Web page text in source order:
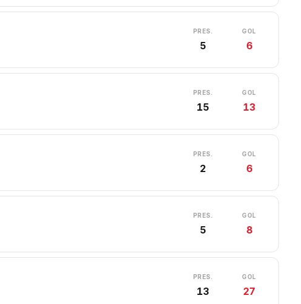
PRES.
5
GOL
6
PRES.
15
GOL
13
PRES.
2
GOL
6
PRES.
5
GOL
8
PRES.
13
GOL
27